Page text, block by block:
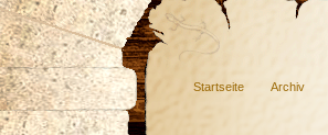
Startseite Archiv